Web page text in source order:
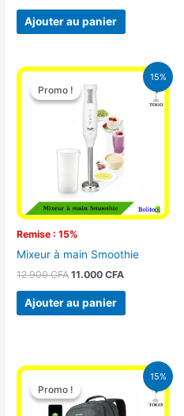
Ajouter au panier
15%
Promo !
Remise : 15%
Promo !
Mixeur à main Smoothie
12.900CFA
Le
prix
initial
était :
12.900 CFA.
11.000CFA
Le
Ajouter au panier
15%
Promo !
Promo !
Le
prix
initial
était :
Le
prix
actuel